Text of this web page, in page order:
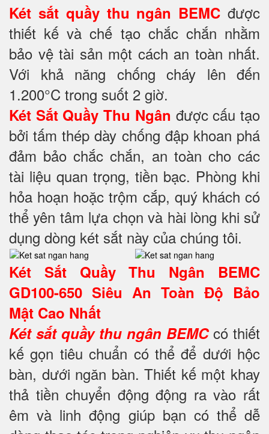
Két sắt quầy thu ngân BEMC được
thiết kế và chế tạo chắc chắn nhằm
bảo vệ tài sản một cách an toàn nhất.
Với khả năng chống cháy lên đến
1.200°C trong suốt 2 giờ.
Két Sắt Quầy Thu Ngân được cấu tạo
bởi tấm thép dày chống đập khoan phá
đảm bảo chắc chắn, an toàn cho các
tài liệu quan trọng, tiền bạc. Phòng khi
hỏa hoạn hoặc trộm cắp, quý khách có
thể yên tâm lựa chọn và hài lòng khi sử
dụng dòng két sắt này của chúng tôi.
Két Sắt Quầy Thu Ngân BEMC
GD100-650 Siêu An Toàn Độ Bảo
Mật Cao Nhất
Két sắt quầy thu ngân BEMCcó thiết
kế gọn tiêu chuẩn có thể để dưới hộc
bàn, dưới ngăn bàn. Thiết kế một khay
thả tiền chuyển động động ra vào rất
êm và linh động giúp bạn có thể dễ